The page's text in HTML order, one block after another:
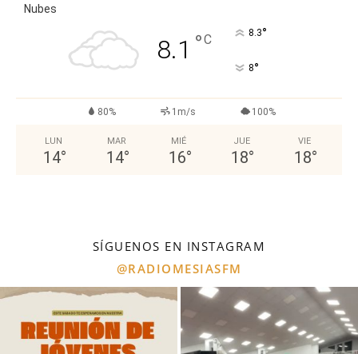
Nubes
8.1 °C 8.3°
8°
80% 1m/s 100%
LUN
14°
MAR
14°
MIÉ
16°
JUE
18°
VIE
18°
SÍGUENOS EN INSTAGRAM
@RADIOMESIASFM